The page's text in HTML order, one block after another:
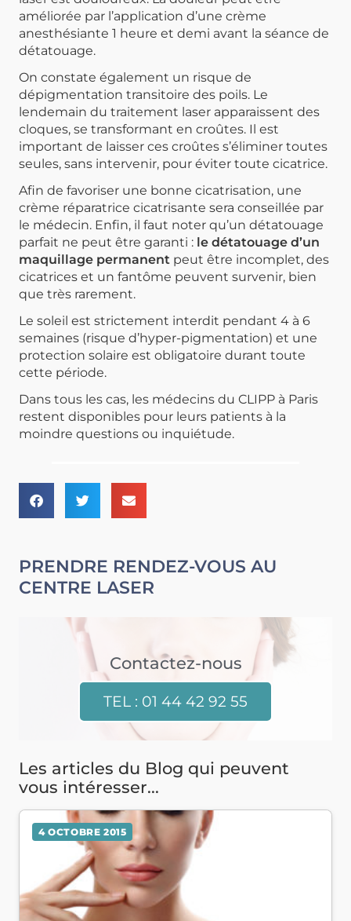
améliorée par l’application d’une crème
anesthésiante 1 heure et demi avant la séance de
détatouage.
On constate également un risque de
dépigmentation transitoire des poils. Le
lendemain du traitement laser apparaissent des
cloques, se transformant en croûtes. Il est
important de laisser ces croûtes s’éliminer toutes
seules, sans intervenir, pour éviter toute cicatrice.
Afin de favoriser une bonne cicatrisation, une
crème réparatrice cicatrisante sera conseillée par
le médecin. Enfin, il faut noter qu’un détatouage
parfait ne peut être garanti : le détatouage d’un
maquillage permanent peut être incomplet, des
cicatrices et un fantôme peuvent survenir, bien
que très rarement.
Le soleil est strictement interdit pendant 4 à 6
semaines (risque d’hyper-pigmentation) et une
protection solaire est obligatoire durant toute
cette période.
Dans tous les cas, les médecins du CLIPP à Paris
restent disponibles pour leurs patients à la
moindre questions ou inquiétude.
PRENDRE RENDEZ-VOUS AU
CENTRE LASER
Contactez-nous
TEL : 01 44 42 92 55
Les articles du Blog qui peuvent
vous intéresser...
4 OCTOBRE 2015